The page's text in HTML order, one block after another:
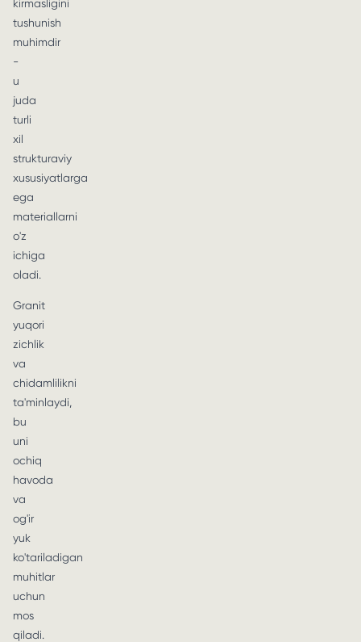
kirmasligini
tushunish
muhimdir
-
u
juda
turli
xil
strukturaviy
xususiyatlarga
ega
materiallarni
o'z
ichiga
oladi.
Granit
yuqori
zichlik
va
chidamlilikni
ta'minlaydi,
bu
uni
ochiq
havoda
va
og'ir
yuk
ko'tariladigan
muhitlar
uchun
mos
qiladi.